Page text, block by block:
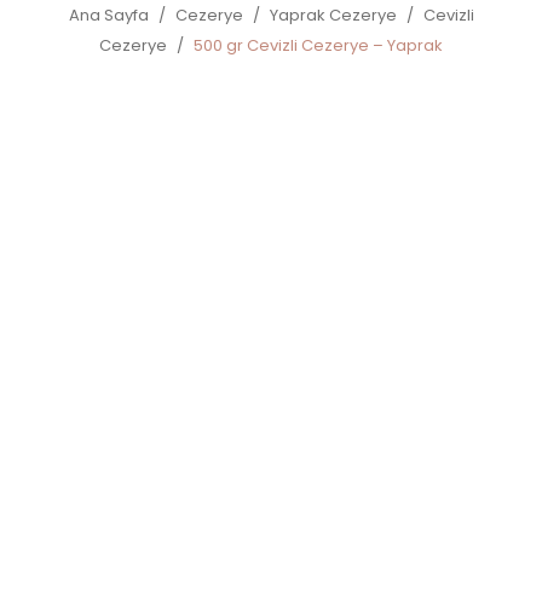
Ana Sayfa / Cezerye / Yaprak Cezerye / Cevizli
Cezerye / 500 gr Cevizli Cezerye – Yaprak